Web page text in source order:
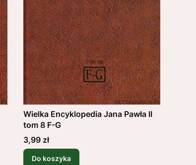
Wielka Encyklopedia Jana Pawła II
tom 8 F-G
Cena
3,99 zł
Do koszyka